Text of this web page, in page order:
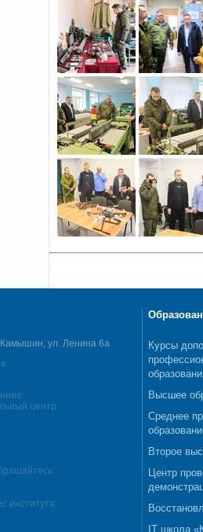
Камышин, ул. Ленина 6а
центр
института:
Курсы
Высшее
Среднее
Второе
Центр
IT школа